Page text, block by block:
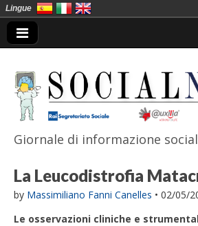
SocialNews
Giornale di informazione
La Leucodistrofia
by Massimiliano Fanni Canelles • 02/05/
Le osservazioni cliniche e
Lingue